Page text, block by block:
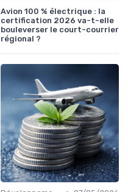
Avion 100 % électrique : la
certification 2026 va-t-elle
bouleverser le court-courrier
régional ?